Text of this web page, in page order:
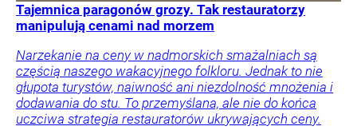
Tajemnica paragonów grozy. Tak restauratorzy
manipulują cenami nad morzem
Narzekanie na ceny w nadmorskich smażalniach są
częścią naszego wakacyjnego folkloru. Jednak to nie
głupota turystów, naiwność ani niezdolność mnożenia i
dodawania do stu. To przemyślana, ale nie do końca
uczciwa strategia restauratorów ukrywających ceny.